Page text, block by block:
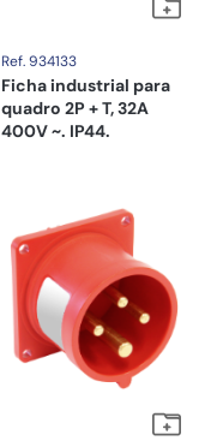
Ref. 934133
Ficha industrial para
quadro 2P + T, 32A
400V ~. IP44.